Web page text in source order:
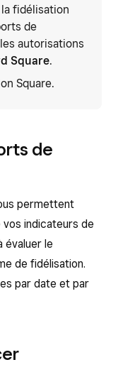
fidélisation
de
autorisations
Square.
Square.
de
permettent
vos indicateurs de
évaluer le
de fidélisation.
par date et par